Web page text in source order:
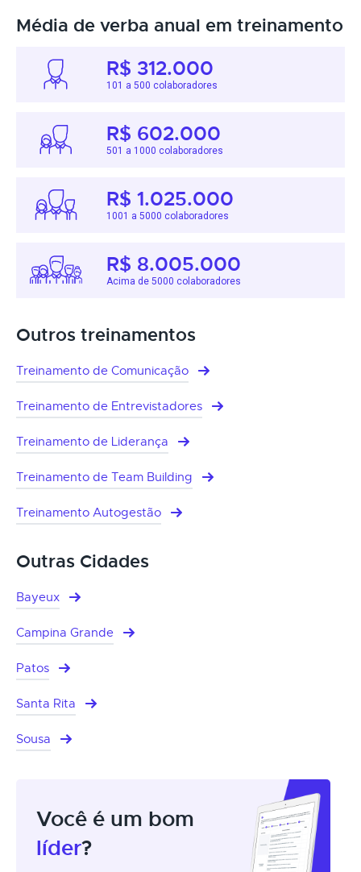
Média de verba anual em treinamento
R$ 312.000
101 a 500 colaboradores
R$ 602.000
501 a 1000 colaboradores
R$ 1.025.000
1001 a 5000 colaboradores
R$ 8.005.000
Acima de 5000 colaboradores
Outros treinamentos
Treinamento de Comunicação
Treinamento de Entrevistadores
Treinamento de Liderança
Treinamento de Team Building
Treinamento Autogestão
Outras Cidades
Bayeux
Campina Grande
Patos
Santa Rita
Sousa
Você é um bom
líder?